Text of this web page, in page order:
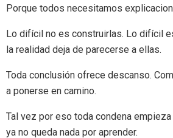
Porque todos necesitamos
Lo difícil no es construirlas. Lo difícil
la realidad deja de parecerse a ellas.
Toda conclusión ofrece descanso.
a ponerse en camino.
Tal vez por eso toda condena
ya no queda nada por aprender.